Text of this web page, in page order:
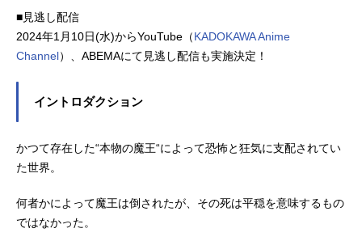
■見逃し配信
2024年1月10日(水)からYouTube（KADOKAWA Anime
Channel）、ABEMAにて見逃し配信も実施決定！
イントロダクション
かつて存在した“本物の魔王“によって恐怖と狂気に支配されてい
た世界。
何者かによって魔王は倒されたが、その死は平穏を意味するもの
ではなかった。